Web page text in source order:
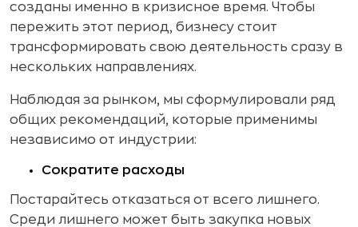
созданы именно в кризисное время. Чтобы
пережить этот период, бизнесу стоит
трансформировать свою деятельность сразу в
нескольких направлениях.
Наблюдая за рынком, мы сформулировали ряд
общих рекомендаций, которые применимы
независимо от индустрии:
Сократите расходы
Постарайтесь отказаться от всего лишнего.
Среди лишнего может быть закупка новых